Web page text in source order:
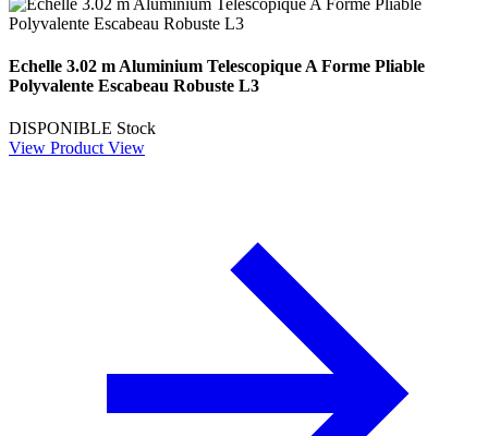
Echelle 3.02 m Aluminium Telescopique A Forme Pliable
Polyvalente Escabeau Robuste L3
DISPONIBLE Stock
View Product View